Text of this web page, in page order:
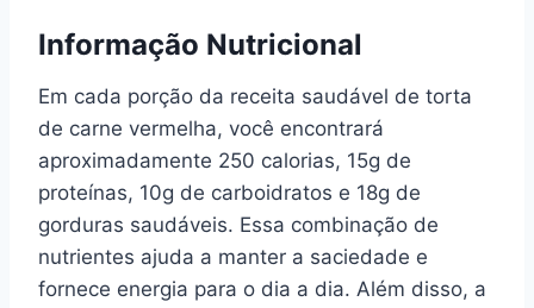
Informação Nutricional
Em cada porção da receita saudável de torta
de carne vermelha, você encontrará
aproximadamente 250 calorias, 15g de
proteínas, 10g de carboidratos e 18g de
gorduras saudáveis. Essa combinação de
nutrientes ajuda a manter a saciedade e
fornece energia para o dia a dia. Além disso, a